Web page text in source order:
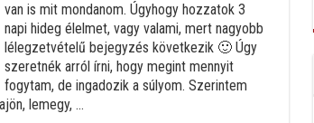
van is mit mondanom. Úgyhogy hozzatok 3
napi hideg élelmet, vagy valami, mert nagyobb
lélegzetvételű bejegyzés következik 🙂 Úgy
szeretnék arról írni, hogy megint mennyit
fogytam, de ingadozik a súlyom. Szerintem
lemegy, ...